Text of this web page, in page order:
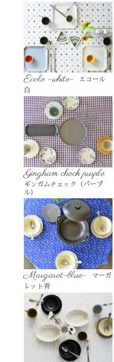
Ecole -white-
エコール
白
Gingham check purple
ギンガムチェック（パープ
ル）
Margaret-blue-
マーガ
レット青